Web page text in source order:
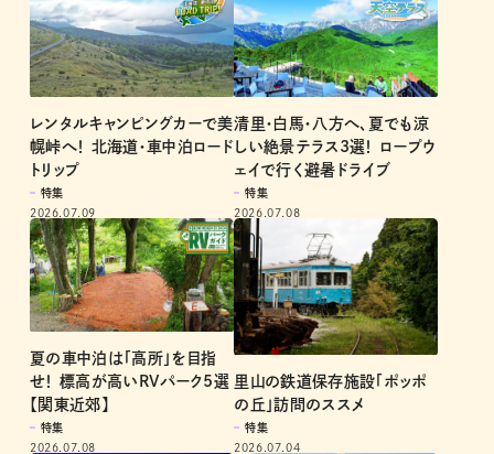
レンタルキャンピングカーで美
幌峠へ！ 北海道・車中泊ロード
トリップ
特集
2026.07.09
清里・白馬・八方へ、夏でも涼
しい絶景テラス3選！ ロープウ
ェイで行く避暑ドライブ
特集
2026.07.08
夏の車中泊は「高所」を目指
せ！ 標高が高いRVパーク5選
【関東近郊】
特集
2026.07.08
里山の鉄道保存施設「ポッポ
の丘」訪問のススメ
特集
2026.07.04